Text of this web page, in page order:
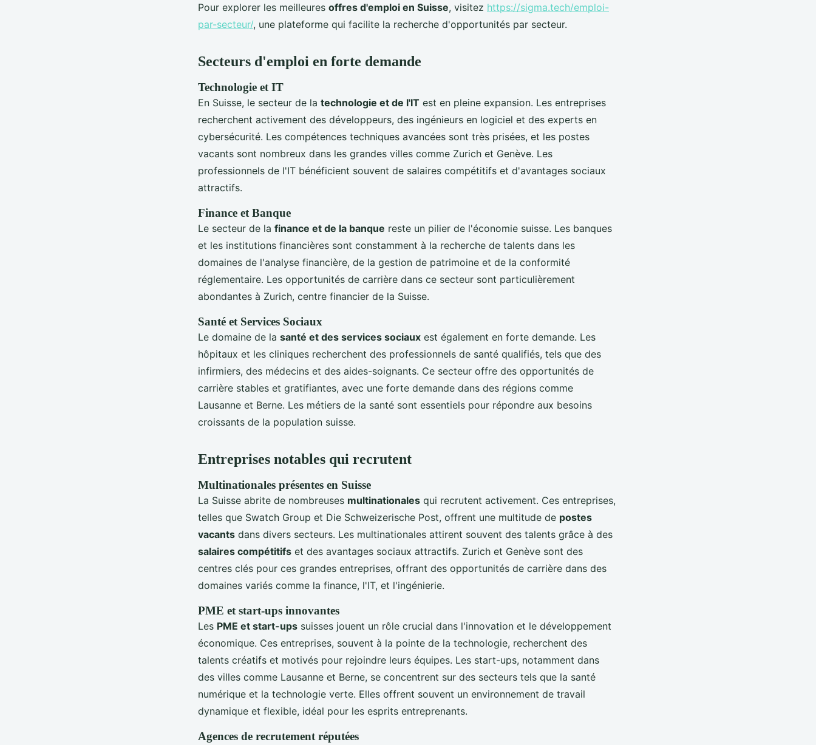
Pour explorer les meilleures offres d'emploi en Suisse, visitez https://sigma.tech/emploi-
par-secteur/, une plateforme qui facilite la recherche d'opportunités par secteur.
Secteurs d'emploi en forte demande
Technologie et IT
En Suisse, le secteur de la technologie et de l'IT est en pleine expansion. Les entreprises
recherchent activement des développeurs, des ingénieurs en logiciel et des experts en
cybersécurité. Les compétences techniques avancées sont très prisées, et les postes
vacants sont nombreux dans les grandes villes comme Zurich et Genève. Les
professionnels de l'IT bénéficient souvent de salaires compétitifs et d'avantages sociaux
attractifs.
Finance et Banque
Le secteur de la finance et de la banque reste un pilier de l'économie suisse. Les banques
et les institutions financières sont constamment à la recherche de talents dans les
domaines de l'analyse financière, de la gestion de patrimoine et de la conformité
réglementaire. Les opportunités de carrière dans ce secteur sont particulièrement
abondantes à Zurich, centre financier de la Suisse.
Santé et Services Sociaux
Le domaine de la santé et des services sociaux est également en forte demande. Les
hôpitaux et les cliniques recherchent des professionnels de santé qualifiés, tels que des
infirmiers, des médecins et des aides-soignants. Ce secteur offre des opportunités de
carrière stables et gratifiantes, avec une forte demande dans des régions comme
Lausanne et Berne. Les métiers de la santé sont essentiels pour répondre aux besoins
croissants de la population suisse.
Entreprises notables qui recrutent
Multinationales présentes en Suisse
La Suisse abrite de nombreuses multinationales qui recrutent activement. Ces entreprises,
telles que Swatch Group et Die Schweizerische Post, offrent une multitude de postes
vacants dans divers secteurs. Les multinationales attirent souvent des talents grâce à des
salaires compétitifs et des avantages sociaux attractifs. Zurich et Genève sont des
centres clés pour ces grandes entreprises, offrant des opportunités de carrière dans des
domaines variés comme la finance, l'IT, et l'ingénierie.
PME et start-ups innovantes
Les PME et start-ups suisses jouent un rôle crucial dans l'innovation et le développement
économique. Ces entreprises, souvent à la pointe de la technologie, recherchent des
talents créatifs et motivés pour rejoindre leurs équipes. Les start-ups, notamment dans
des villes comme Lausanne et Berne, se concentrent sur des secteurs tels que la santé
numérique et la technologie verte. Elles offrent souvent un environnement de travail
dynamique et flexible, idéal pour les esprits entreprenants.
Agences de recrutement réputées